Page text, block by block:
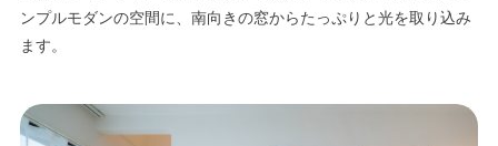
ンプルモダンの空間に、南向きの窓からたっぷりと光を取り込み
ます。